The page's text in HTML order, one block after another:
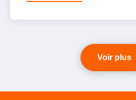
Voir plus